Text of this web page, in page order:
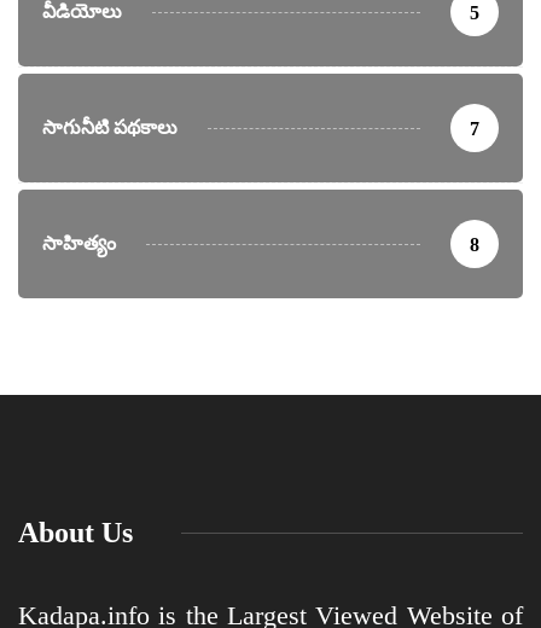
వీడియోలు 5
సాగునీటి పథకాలు 7
సాహిత్యం 8
About Us
Kadapa.info is the Largest Viewed Website of